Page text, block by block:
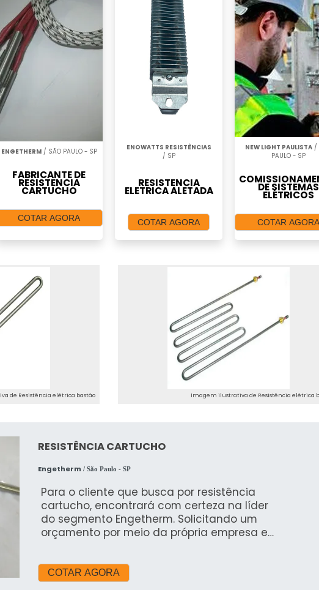
ENGETHERM/ SÃO PAULO - SP
FABRICANTE DE
RESISTENCIA
CARTUCHO
COTAR AGORA
ENOWATTS RESISTÊNCIAS
/ SP
RESISTENCIA
ELETRICA ALETADA
COTAR AGORA
NEW LIGHT PAULISTA /
PAULO - SP
DE SISTEMAS
ELÉTRICOS
COTAR AGORA
de Resistência elétrica bastão Imagem ilustrativa de Resistência elétrica
RESISTÊNCIA CARTUCHO
Engetherm / São Paulo - SP
Para o cliente que busca por resistência
cartucho, encontrará com certeza na líder
do segmento Engetherm. Solicitando um
orçamento por meio da própria empresa e
questão é resistência cartucho, com a
melhor mão de obra da Engetherm
COTAR AGORA